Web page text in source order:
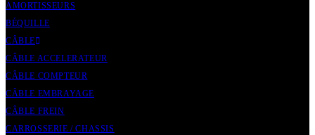
AMORTISSEURS
BÉQUILLE
CÂBLE
CÂBLE ACCELERATEUR
CÂBLE COMPTEUR
CÂBLE EMBRAYAGE
CÂBLE FREIN
CARROSSERIE / CHASSIS